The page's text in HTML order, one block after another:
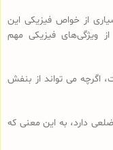
از خواص فیزیکی این
ویژگی‌های فیزیکی مهم
اگرچه می تواند از بنفش
دارد، به این معنی که